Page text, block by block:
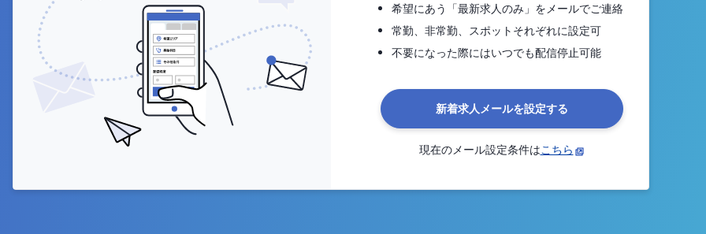
希望にあう「最新求人のみ」をメールでご連絡
常勤、非常勤、スポットそれぞれに設定可
不要になった際にはいつでも配信停止可能
新着求人メールを設定する
現在のメール設定条件はこちら